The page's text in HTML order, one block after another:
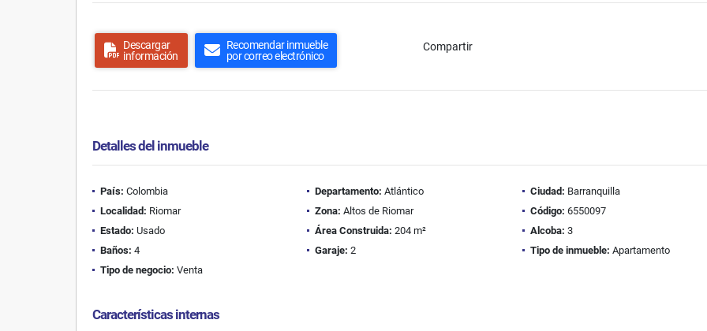
Descargar
información
Recomendar inmueble
por correo electrónico
Compartir
Detalles del inmueble
País: Colombia Departamento: Atlántico Ciudad: Barranquilla
Localidad: Riomar Zona: Altos de Riomar Código: 6550097
Estado: Usado Área Construida: 204 m² Alcoba: 3
Baños: 4 Garaje: 2 Tipo de inmueble: Apartamento
Tipo de negocio: Venta
Características internas